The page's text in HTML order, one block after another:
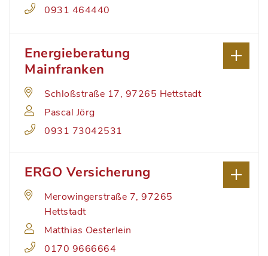
0931 464440
Energieberatung
Mainfranken
Schloßstraße 17, 97265 Hettstadt
Pascal Jörg
0931 73042531
ERGO Versicherung
Merowingerstraße 7, 97265
Hettstadt
Matthias Oesterlein
0170 9666664